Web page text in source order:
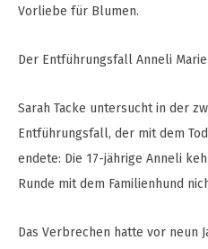
Vorliebe für Blumen.
Der Entführungsfall Anneli
Sarah Tacke untersucht in der
Entführungsfall, der mit dem
endete: Die 17-jährige Anneli
Runde mit dem Familienhund
Das Verbrechen hatte vor neun